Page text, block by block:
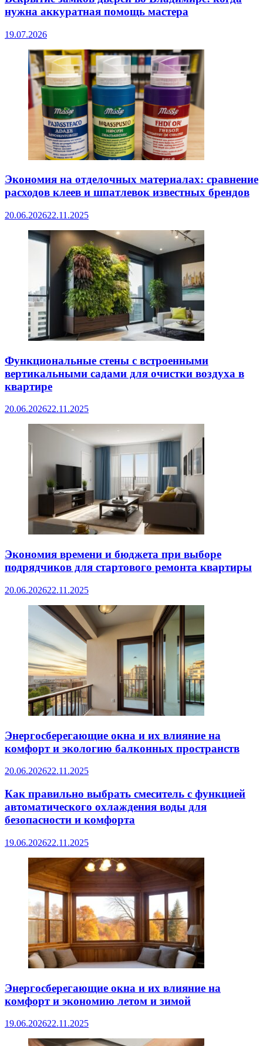
нужна аккуратная помощь мастера
19.07.2026
Экономия на отделочных материалах: сравнение
расходов клеев и шпатлевок известных брендов
20.06.202622.11.2025
Функциональные стены с встроенными
вертикальными садами для очистки воздуха в
квартире
20.06.202622.11.2025
Экономия времени и бюджета при выборе
подрядчиков для стартового ремонта квартиры
20.06.202622.11.2025
Энергосберегающие окна и их влияние на
комфорт и экологию балконных пространств
20.06.202622.11.2025
Как правильно выбрать смеситель с функцией
автоматического охлаждения воды для
безопасности и комфорта
19.06.202622.11.2025
Энергосберегающие окна и их влияние на
комфорт и экономию летом и зимой
19.06.202622.11.2025